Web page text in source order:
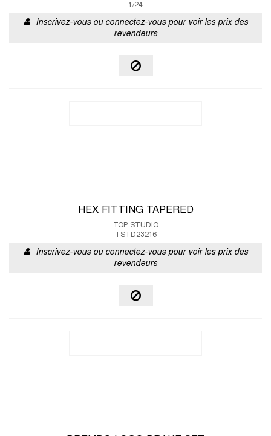
1/24
Inscrivez-vous ou connectez-vous pour voir les prix des
revendeurs
HEX FITTING TAPERED
TOP STUDIO
TSTD23216
Inscrivez-vous ou connectez-vous pour voir les prix des
revendeurs